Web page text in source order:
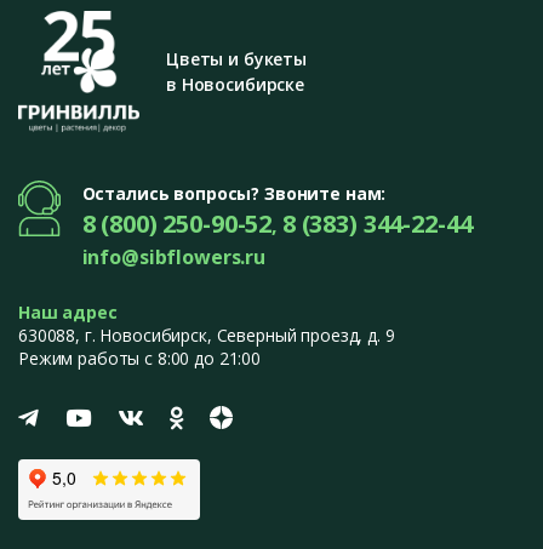
Цветы и букеты
в Новосибирске
Остались вопросы? Звоните нам:
8 (800) 250-90-52, 8 (383) 344-22-44
info@sibflowers.ru
Наш адрес
630088, г. Новосибирск, Северный проезд, д. 9
Режим работы с 8:00 до 21:00